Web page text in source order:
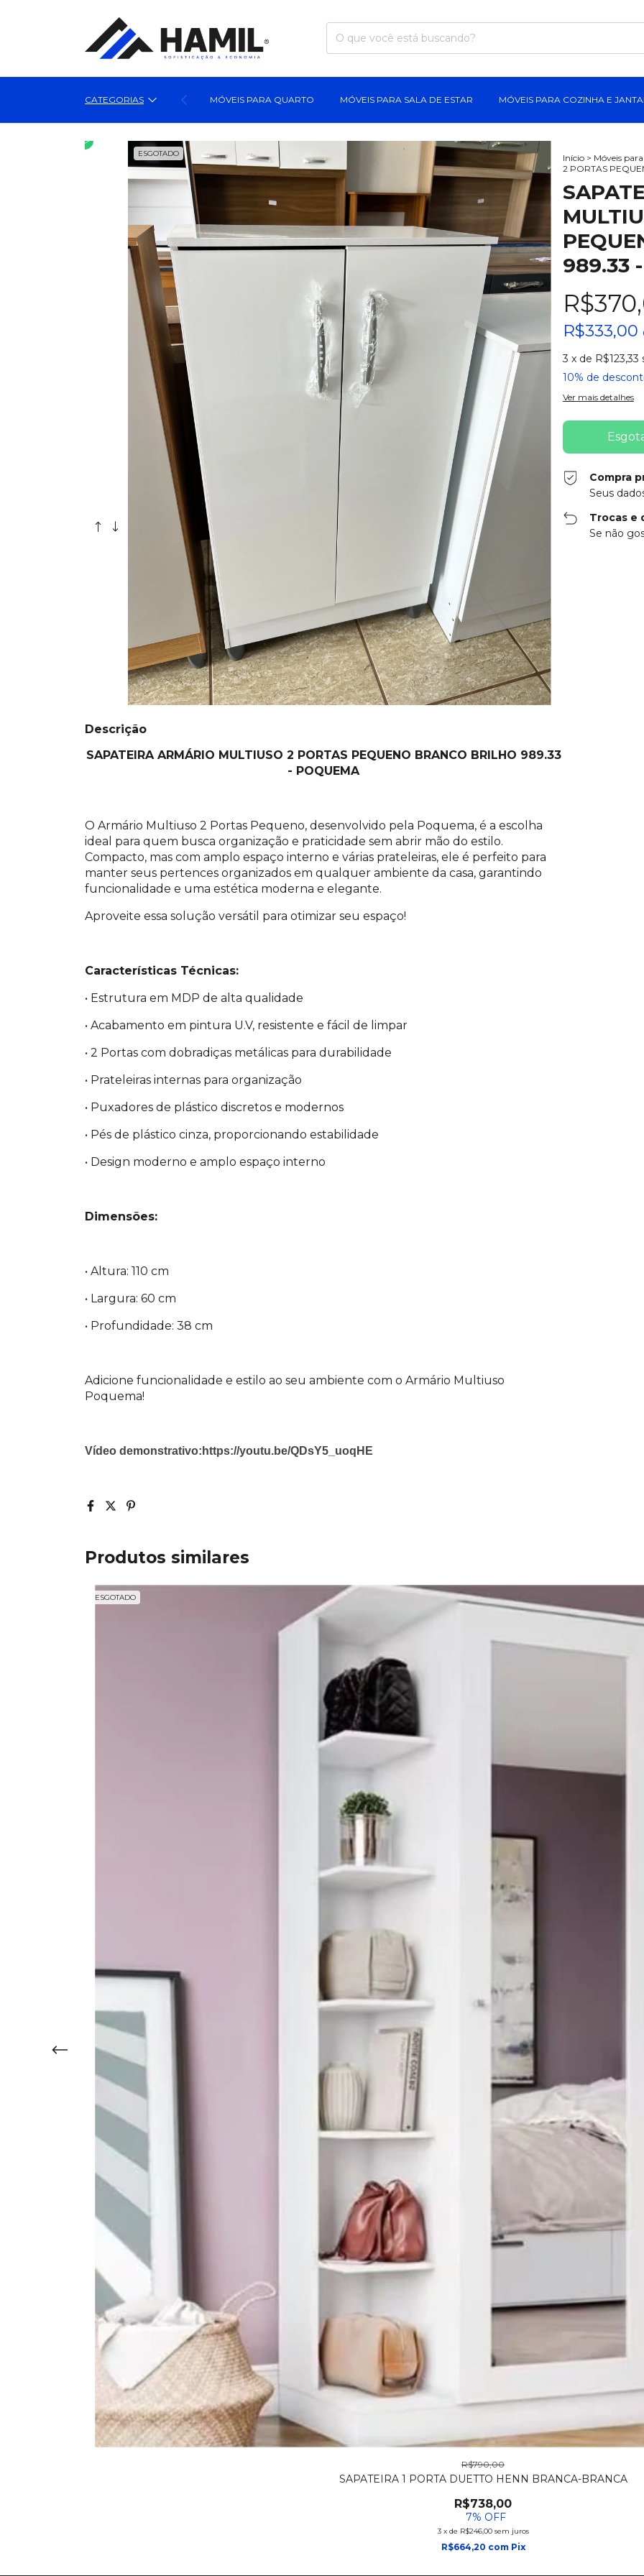
CATEGORIAS MÓVEIS PARA QUARTO MÓVEIS PARA SALA DE ESTAR MÓVEIS PARA COZINHA E
ESGOTADO Início > Móveis
2 PORTAS
989.33
R$333,00
3 x de R$123,33
10% de
Ver mais detalhes
Compra
Seus
Trocas e
Se não
Descrição
SAPATEIRA ARMÁRIO MULTIUSO 2 PORTAS PEQUENO BRANCO BRILHO 989.33
- POQUEMA
O Armário Multiuso 2 Portas Pequeno, desenvolvido pela Poquema, é a escolha
ideal para quem busca organização e praticidade sem abrir mão do estilo.
Compacto, mas com amplo espaço interno e várias prateleiras, ele é perfeito para
manter seus pertences organizados em qualquer ambiente da casa, garantindo
funcionalidade e uma estética moderna e elegante.
Aproveite essa solução versátil para otimizar seu espaço!
Características Técnicas:
• Estrutura em MDP de alta qualidade
• Acabamento em pintura U.V, resistente e fácil de limpar
• 2 Portas com dobradiças metálicas para durabilidade
• Prateleiras internas para organização
• Puxadores de plástico discretos e modernos
• Pés de plástico cinza, proporcionando estabilidade
• Design moderno e amplo espaço interno
Dimensões:
• Altura: 110 cm
• Largura: 60 cm
• Profundidade: 38 cm
Adicione funcionalidade e estilo ao seu ambiente com o Armário Multiuso
Poquema!
Vídeo demonstrativo:https://youtu.be/QDsY5_uoqHE
Produtos similares
ESGOTADO
SAPATEIRA 1 PORTA DUETTO HENN BRANCA-BRANCA
R$738,00
R$790,00
7% OFF
3 x de R$246,00 sem juros
R$664,20 com Pix